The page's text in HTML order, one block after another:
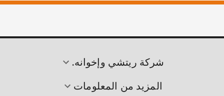
شركة ريتشي وإخوانه.
المزيد من المعلومات